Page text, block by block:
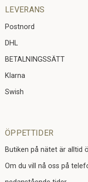
LEVERANS
Postnord
DHL
BETALNINGSSÄTT
Klarna
Swish
ÖPPETTIDER
Butiken på nätet är alltid
Om du vill nå oss på